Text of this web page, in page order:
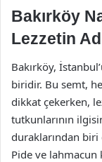
Bakırköy
Lezzetin
Bakırköy,
biridir. Bu semt,
dikkat çekerken,
tutkunlarının
duraklarından biri
Pide ve lahmacun